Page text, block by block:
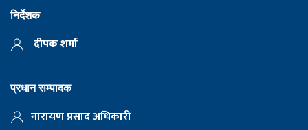
निर्देशक
दीपक शर्मा
प्रधान सम्पादक
नारायण प्रसाद अधिकारी